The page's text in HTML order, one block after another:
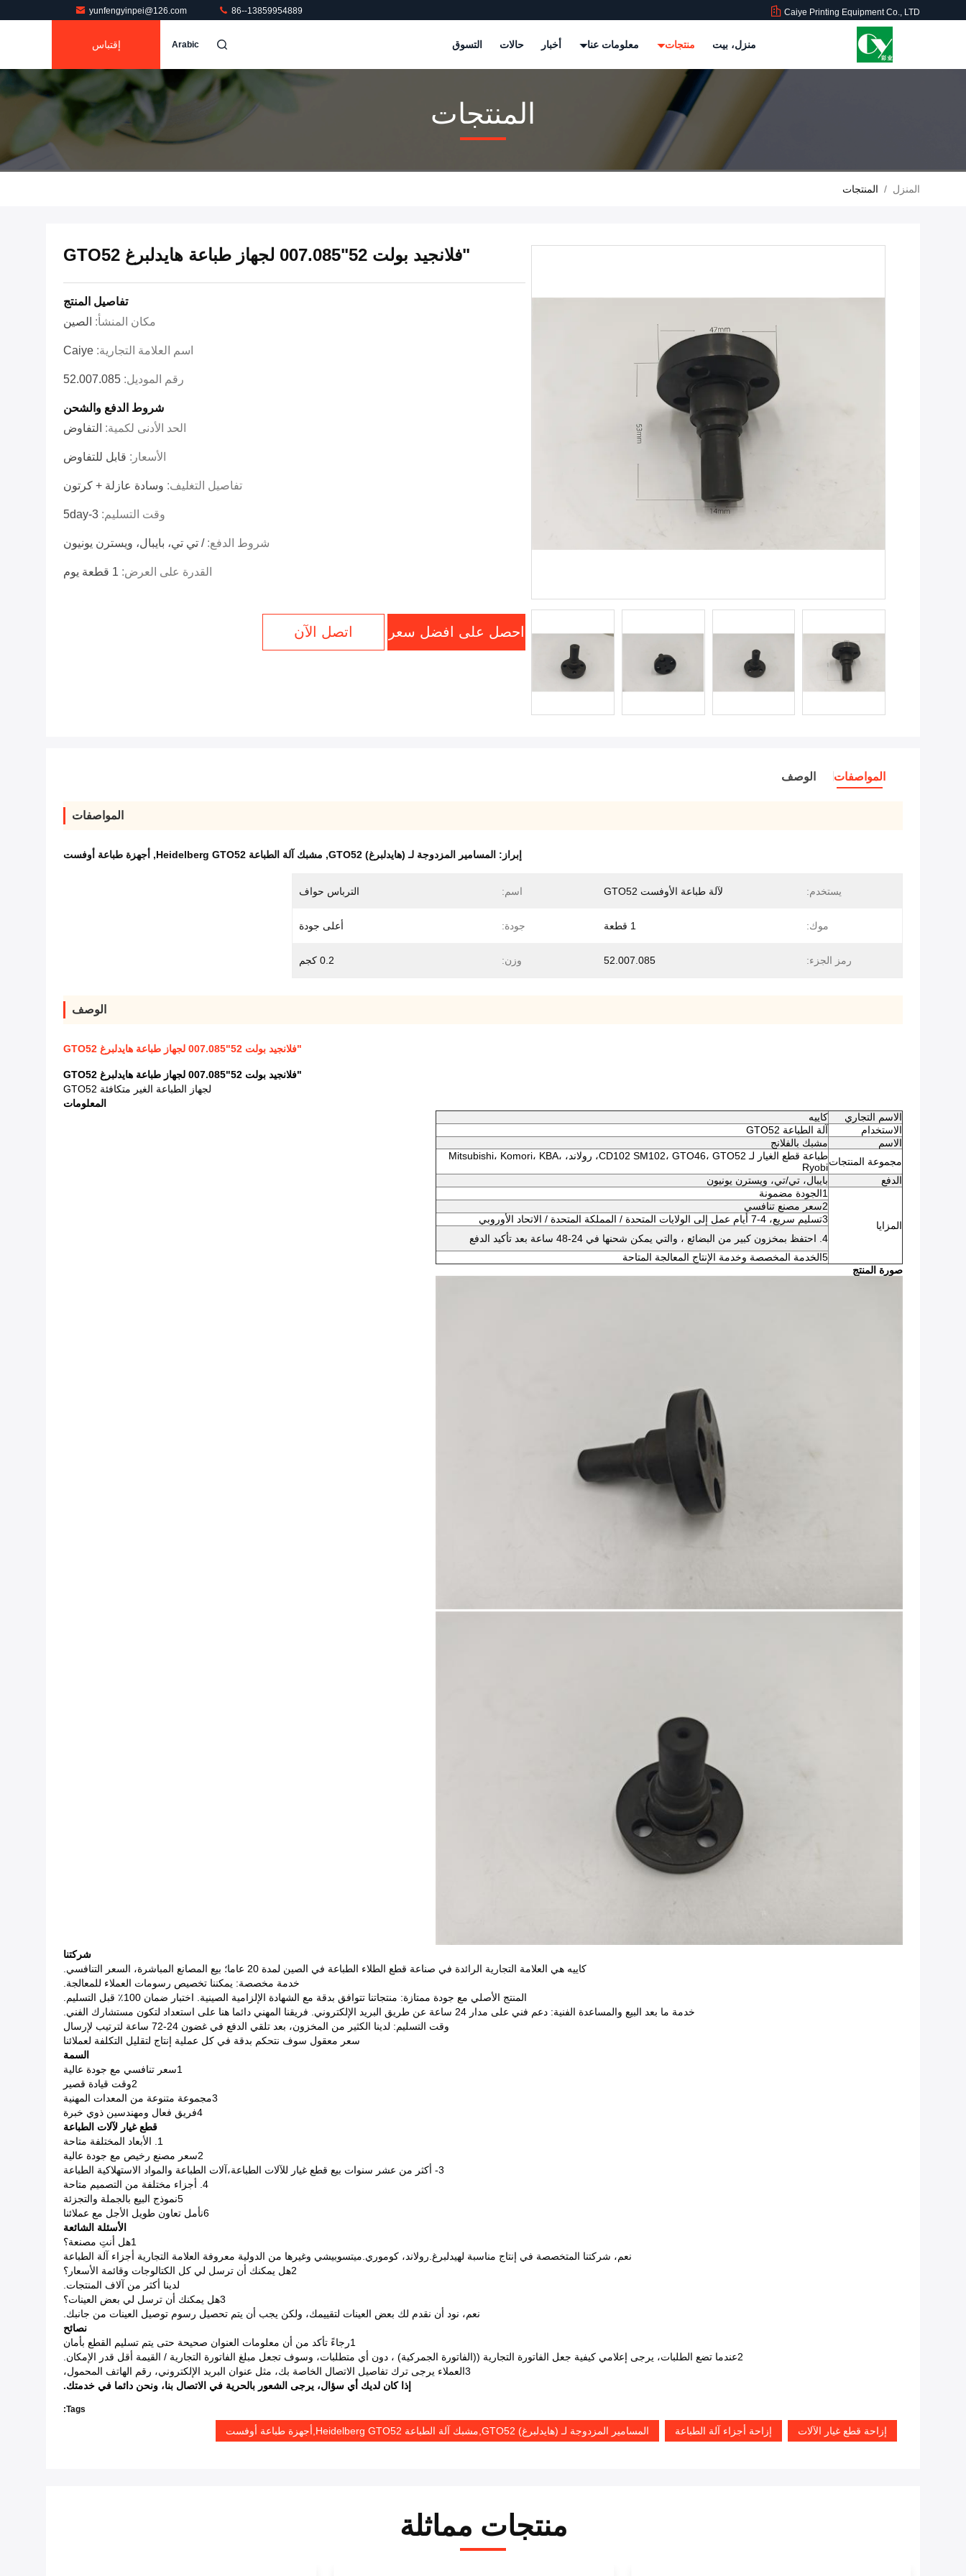
Caiye Printing Equipment Co., LTD
yunfengyinpei@126.com 86--13859954889
منزل، بيت منتجات معلومات عنا أخبار حالات التسوق Arabic إقتباس
المنتجات
المنزل / المنتجات
"فلانجيد بولت 52"007.085 لجهاز طباعة هايدلبرغ GTO52
تفاصيل المنتج
مكان المنشأ: الصين
اسم العلامة التجارية: Caiye
رقم الموديل: 52.007.085
شروط الدفع والشحن
الحد الأدنى لكمية: التفاوض
الأسعار: قابل للتفاوض
تفاصيل التغليف: وسادة عازلة + كرتون
وقت التسليم: 3-5day
شروط الدفع:/ تي تي، بايبال، ويسترن يونيون
القدرة على العرض: 1 قطعة يوم
احصل على افضل سعر اتصل الآن
المواصفات الوصف
المواصفات
إبراز: المسامير المزدوجة لـ (هايدلبرغ) GTO52 , مشبك آلة الطباعة Heidelberg GTO52 , أجهزة طباعة أوفست
يستخدم: لآلة طباعة الأوفست GTO52 اسم: الترباس حواف
موك: 1 قطعة جودة: أعلى جودة
رمز الجزء: 52.007.085 وزن: 0.2 كجم
الوصف
"فلانجيد بولت 52"007.085 لجهاز طباعة هايدلبرغ GTO52
"فلانجيد بولت 52"007.085 لجهاز طباعة هايدلبرغ GTO52
لجهاز الطباعة الغير متكافئة GTO52
المعلومات
الاسم التجاري
كاييه
الاستخدام
آلة الطباعة GTO52
الاسم
مشبك بالفلانج
مجموعة المنتجات
طباعة قطع الغيار لـ CD102 SM102، GTO46، GTO52، رولاند، Mitsubishi، Komori، KBA،
Ryobi
الدفع
بايبال، تي/تي، ويسترن يونيون
المزايا
1الجودة مضمونة
2سعر مصنع تنافسي
3تسليم سريع، 4-7 أيام عمل إلى الولايات المتحدة / المملكة المتحدة / الاتحاد الأوروبي
4. احتفظ بمخزون كبير من البضائع ، والتي يمكن شحنها في 24-48 ساعة بعد تأكيد الدفع
5الخدمة المخصصة وخدمة الإنتاج المعالجة المتاحة
صورة المنتج
شركتنا
كاييه هي العلامة التجارية الرائدة في صناعة قطع الطلاء الطباعة في الصين لمدة 20 عاما؛ بيع المصانع المباشرة، السعر التنافسي.
خدمة مخصصة: يمكننا تخصيص رسومات العملاء للمعالجة.
المنتج الأصلي مع جودة ممتازة: منتجاتنا تتوافق بدقة مع الشهادة الإلزامية الصينية. اختبار ضمان 100٪ قبل التسليم.
خدمة ما بعد البيع والمساعدة الفنية: دعم فني على مدار 24 ساعة عن طريق البريد الإلكتروني. فريقنا المهني دائما هنا على استعداد لتكون مستشارك الفني.
وقت التسليم: لدينا الكثير من المخزون، بعد تلقي الدفع في غضون 24-72 ساعة لترتيب لإرسال
سعر معقول سوف نتحكم بدقة في كل عملية إنتاج لتقليل التكلفة لعملائنا
السمة
1سعر تنافسي مع جودة عالية
2وقت قيادة قصير
3مجموعة متنوعة من المعدات المهنية
4فريق فعال ومهندسين ذوي خبرة
قطع غيار لآلات الطباعة
1. الأبعاد المختلفة متاحة
2سعر مصنع رخيص مع جودة عالية
3- أكثر من عشر سنوات بيع قطع غيار للآلات الطباعة،آلات الطباعة والمواد الاستهلاكية الطباعة
4. أجزاء مختلفة من التصميم متاحة
5نموذج البيع بالجملة والتجزئة
6نأمل تعاون طويل الأجل مع عملائنا
الأسئلة الشائعة
1هل أنتِ مصنعة؟
نعم، شركتنا المتخصصة في إنتاج مناسبة لهيدلبرغ.رولاند، كوموري.ميتسوبيشي وغيرها من الدولية معروفة العلامة التجارية أجزاء آلة الطباعة
2هل يمكنك أن ترسل لي كل الكتالوجات وقائمة الأسعار؟
لدينا أكثر من آلاف المنتجات.
3هل يمكنك أن ترسل لي بعض العينات؟
نعم، نود أن نقدم لك بعض العينات لتقييمك، ولكن يجب أن يتم تحصيل رسوم توصيل العينات من جانبك.
نصائح
1رجاءً تأكد من أن معلومات العنوان صحيحة حتى يتم تسليم القطع بأمان
2عندما تضع الطلبات، يرجى إعلامي كيفية جعل الفاتورة التجارية ((الفاتورة الجمركية) ، دون أي متطلبات، وسوف تجعل مبلغ الفاتورة التجارية / القيمة أقل قدر الإمكان.
3العملاء يرجى ترك تفاصيل الاتصال الخاصة بك، مثل عنوان البريد الإلكتروني، رقم الهاتف المحمول،
إذا كان لديك أي سؤال، يرجى الشعور بالحرية في الاتصال بنا، ونحن دائما في خدمتك.
Tags:
إزاحة قطع غيار الآلات إزاحة أجزاء آلة الطباعة المسامير المزدوجة لـ (هايدلبرغ) GTO52,مشبك آلة الطباعة Heidelberg GTO52,أجهزة طباعة أوفست
منتجات مماثلة